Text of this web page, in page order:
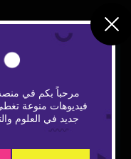
مرحباً بكم في
فيديوهات منوعة
جديد في العلوم